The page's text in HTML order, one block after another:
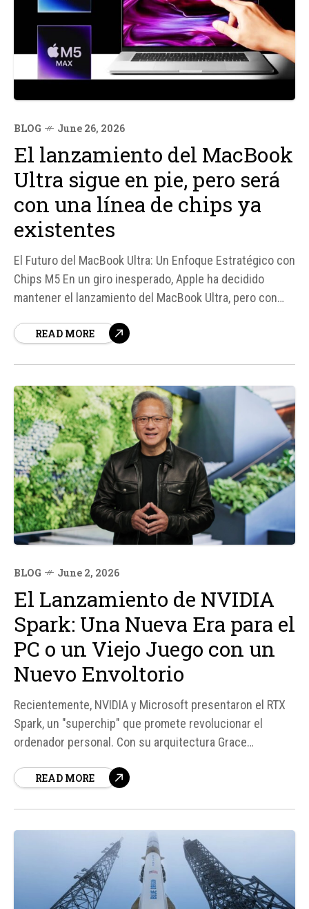
BLOG June 26, 2026
El lanzamiento del MacBook
Ultra sigue en pie, pero será
con una línea de chips ya
existentes
El Futuro del MacBook Ultra: Un Enfoque Estratégico con
Chips M5 En un giro inesperado, Apple ha decidido
mantener el lanzamiento del MacBook Ultra, pero con
MacBook Ultra contará con los chips M5 Pro y M5 Max,
READ MORE
BLOG June 2, 2026
El Lanzamiento de NVIDIA
Spark: Una Nueva Era para el
PC o un Viejo Juego con un
Nuevo Envoltorio
Recientemente, NVIDIA y Microsoft presentaron el RTX
Spark, un "superchip" que promete revolucionar el
ordenador personal. Con su arquitectura Grace
chip parece tener todos los ingredientes para ser un
lanzamiento es...
READ MORE